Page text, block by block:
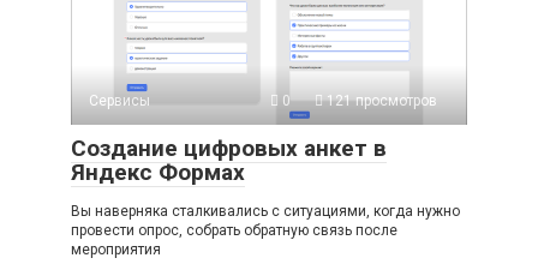
Сервисы 0 121 просмотров
Создание цифровых анкет в
Яндекс Формах
Вы наверняка сталкивались с ситуациями, когда нужно
провести опрос, собрать обратную связь после
мероприятия